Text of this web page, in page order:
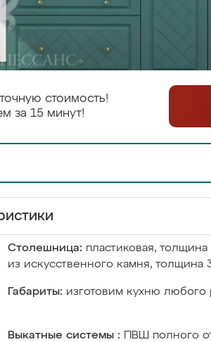
стоимость!
за 15 минут!
Столешница: пластиковая,
из искусственного камня, толщина
Габариты: изготовим кухню любого
Выкатные системы :
ПВШ полного